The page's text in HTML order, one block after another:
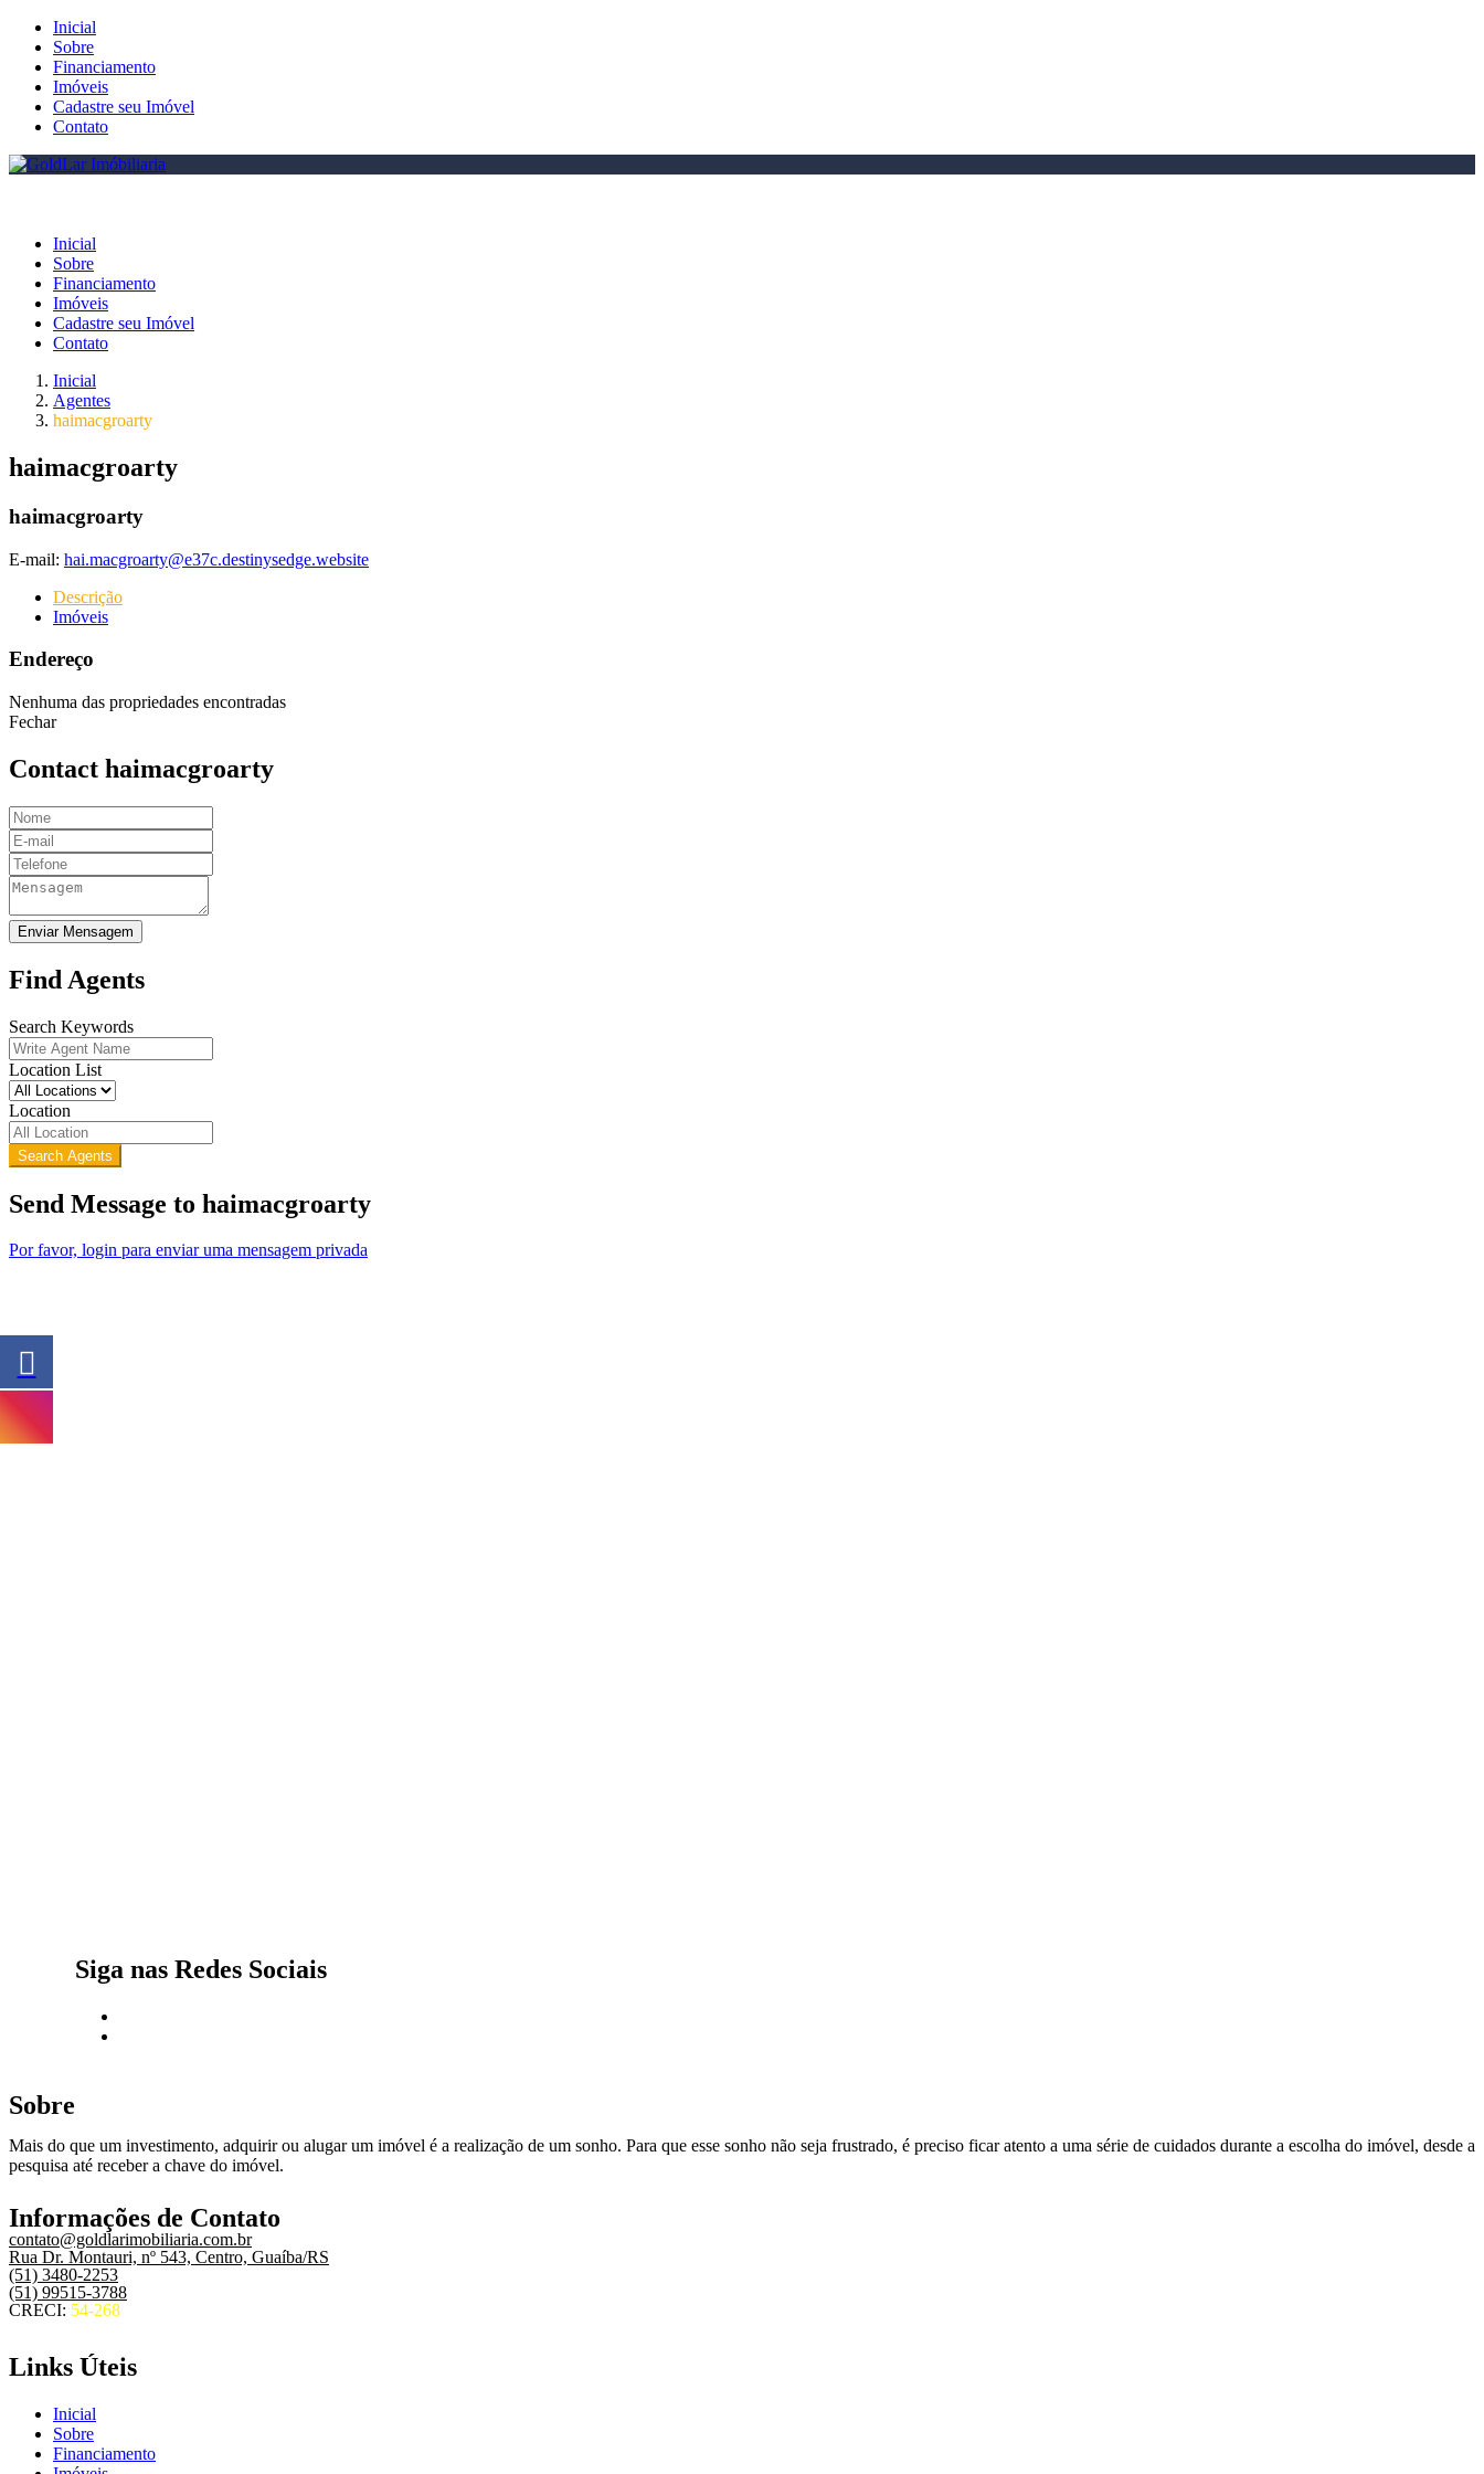
Inicial
Sobre
Financiamento
Imóveis
Cadastre seu Imóvel
Contato
Inicial
Sobre
Financiamento
Imóveis
Cadastre seu Imóvel
Contato
Inicial
Agentes
haimacgroarty
haimacgroarty
haimacgroarty
E-mail: hai.macgroarty@e37c.destinysedge.website
Descrição
Imóveis
Endereço
Nenhuma das propriedades encontradas
Fechar
Contact haimacgroarty
Enviar Mensagem
Find Agents
Search Keywords
Location List
Location
Search Agents
Send Message to haimacgroarty
Por favor, login para enviar uma mensagem privada
Siga nas Redes Sociais
Sobre
Mais do que um investimento, adquirir ou alugar um imóvel é a realização de um sonho. Para que esse sonho não seja frustrado, é preciso ficar atento a uma série de cuidados durante a escolha do imóvel, desde a
pesquisa até receber a chave do imóvel.
Informações de Contato
contato@goldlarimobiliaria.com.br
Rua Dr. Montauri, nº 543, Centro, Guaíba/RS
(51) 3480-2253
(51) 99515-3788
CRECI: 54-268
Links Úteis
Inicial
Sobre
Financiamento